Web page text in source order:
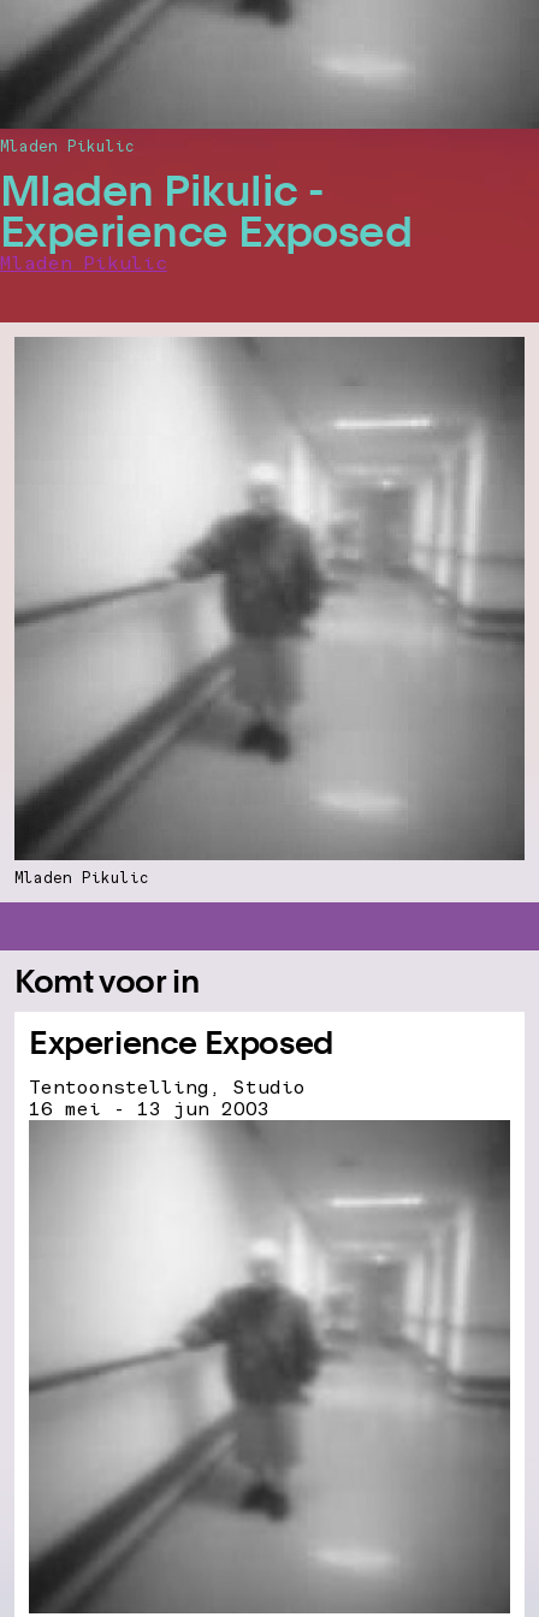
Mladen Pikulic -
Experience Exposed
Mladen Pikulic
Mladen Pikulic
Mladen Pikulic
Komt voor in
Experience Exposed
Tentoonstelling, Studio
16 mei - 13 jun 2003